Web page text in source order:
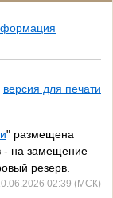
версия для печати
" размещена
- на замещение
резерв.
02:39 (МСК)